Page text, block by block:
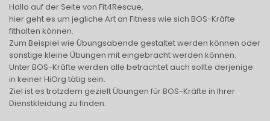
Hallo auf der Seite von Fit4Rescue,
hier geht es um jegliche Art an Fitness wie sich BOS-Kräfte
fithalten können.
Zum Beispiel wie Übungsabende gestaltet werden können oder
sonstige kleine Übungen mit eingebracht werden können.
Unter BOS-Kräfte werden alle betrachtet auch sollte derjenige
in keiner HiOrg tätig sein.
Ziel ist es trotzdem gezielt Übungen für BOS-Kräfte in Ihrer
Dienstkleidung zu finden.